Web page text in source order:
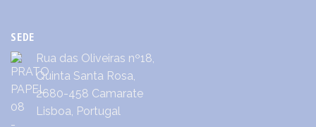
SEDE
Rua das Oliveiras nº18,
Quinta Santa Rosa,
2680-458 Camarate
Lisboa, Portugal